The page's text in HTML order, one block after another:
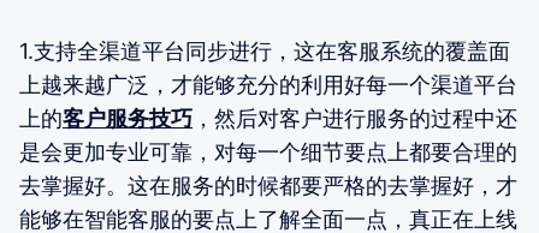
1.支持全渠道平台同步进行，这在客服系统的覆盖面
上越来越广泛，才能够充分的利用好每一个渠道平台
上的客户服务技巧 ，然后对客户进行服务的过程中还
是会更加专业可靠，对每一个细节要点上都要合理的
去掌握好。这在服务的时候都要严格的去掌握好，才
能够在智能客服的要点上了解全面一点，真正在上线